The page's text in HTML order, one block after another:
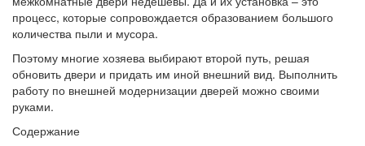
процесс, которые сопровождается образованием большого
количества пыли и мусора.
Поэтому многие хозяева выбирают второй путь, решая
обновить двери и придать им иной внешний вид. Выполнить
работу по внешней модернизации дверей можно своими
руками.
Содержание